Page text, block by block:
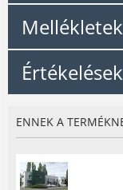
Mellékletek
Értékelések
ENNEK A